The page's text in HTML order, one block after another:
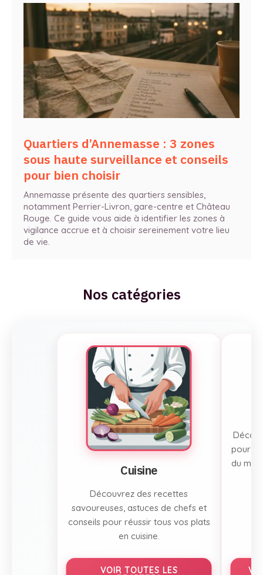
Quartiers d’Annemasse : 3 zones
sous haute surveillance et conseils
pour bien choisir
Annemasse présente des quartiers sensibles,
notamment Perrier-Livron, gare-centre et Château
Rouge. Ce guide vous aide à identifier les zones à
vigilance accrue et à choisir sereinement votre lieu
de vie.
Nos catégories
Cuisine
Découvrez des recettes
savoureuses, astuces de chefs et
conseils pour réussir tous vos plats
en cuisine.
VOIR TOUTES LES
pour
du